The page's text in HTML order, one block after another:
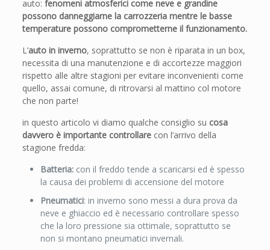
auto: fenomeni atmosferici come neve e grandine
possono danneggiarne la carrozzeria mentre le basse
temperature possono comprometterne il funzionamento.
L’auto in inverno, soprattutto se non è riparata in un box,
necessita di una manutenzione e di accortezze maggiori
rispetto alle altre stagioni per evitare inconvenienti come
quello, assai comune, di ritrovarsi al mattino col motore
che non parte!
in questo articolo vi diamo qualche consiglio su cosa
davvero è importante controllarecon l’arrivo della
stagione fredda:
Batteria:con il freddo tende a scaricarsi ed è spesso
la causa dei problemi di accensione del motore
Pneumatici: in inverno sono messi a dura prova da
neve e ghiaccio ed è necessario controllare spesso
che la loro pressione sia ottimale, soprattutto se
non si montano pneumatici invernali.